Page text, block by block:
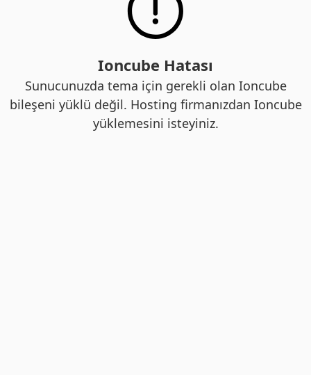
Ioncube Hatası
Sunucunuzda tema için gerekli olan Ioncube
bileşeni yüklü değil. Hosting firmanızdan Ioncube
yüklemesini isteyiniz.